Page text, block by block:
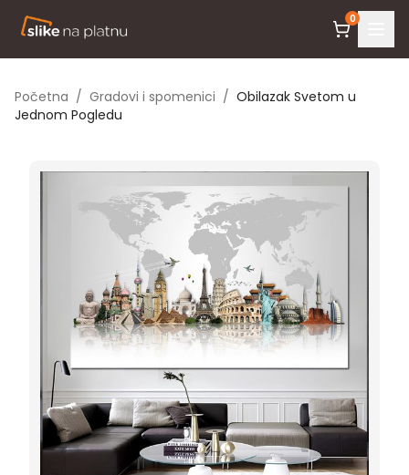
0
Početna / Gradovi i spomenici / Obilazak Svetom u
Jednom Pogledu